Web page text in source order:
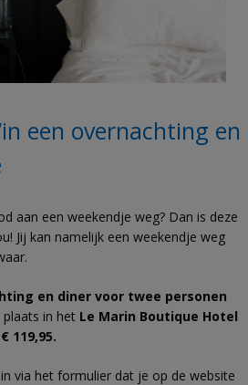
een overnachting en
aan een weekendje weg? Dan is deze
Jij kan namelijk een weekendje weg
en diner voor twee personen
in het Le Marin Boutique Hotel
119,95.
via het formulier dat je op de website